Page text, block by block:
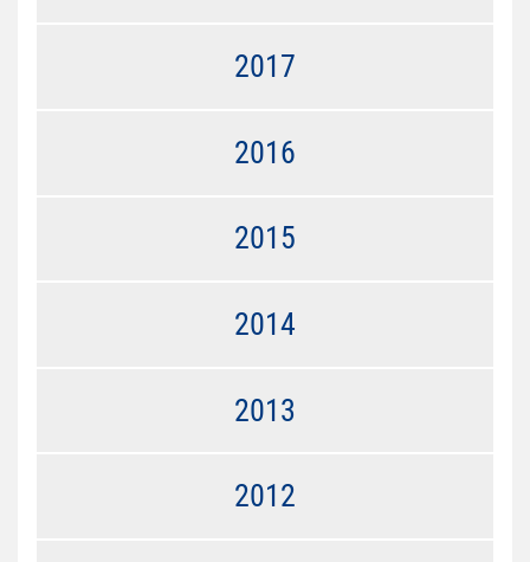
2017
2016
2015
2014
2013
2012